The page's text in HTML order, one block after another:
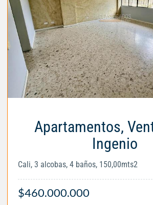
Apartamentos,
Ingenio
Cali, 3 alcobas, 4 baños, 150,00mts2
$460.000.000